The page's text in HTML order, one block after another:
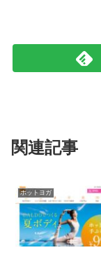
関連記事
ホットヨガ